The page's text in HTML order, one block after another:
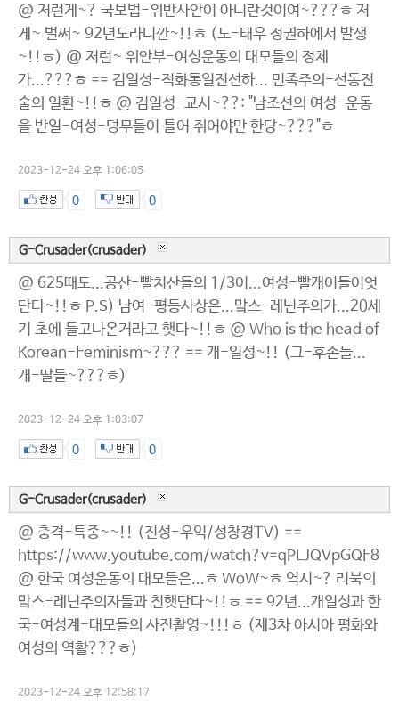
@ 저런게~? 국보법-위반사안이 아니란것이여~???ㅎ 저
게~ 벌써~ 92년도라니깐~!!ㅎ (노-태우 정권하에서 발생
~!!ㅎ) @ 저런~ 위안부-여성운동의 대모들의 정체
가...???ㅎ == 김일성-적화통일전선하... 민족주의-선동전
술의 일환~!!ㅎ @ 김일성-교시~??: "남조선의 여성-운동
을 반일-여성-덩무들이 틀어 쥐어야만 한당~???"ㅎ
2023-12-24 오후 1:06:05
0 0
G-Crusader(crusader)
@ 625때도...공산-빨치산들의 1/3이...여성-빨개이들이엇
단다~!!ㅎ P.S) 남여-평등사상은...맠스-레닌주의가...20세
기 초에 들고나온거라고 햇다~!!ㅎ @ Who is the head of
Korean-Feminism~??? == 개-일성~!! (그-후손들...
개-딸들~???ㅎ)
2023-12-24 오후 1:03:07
0 0
G-Crusader(crusader)
@ 충격-특종~~!! (진성-우익/성창경TV) ==
https://www.youtube.com/watch?v=qPLJQVpGQF8
@ 한국 여성운동의 대모들은...ㅎ WoW~ㅎ 역시~? 리북의
맠스-레닌주의자들과 친햇단다~!!ㅎ == 92년...개일성과 한
국-여성계-대모들의 사진촬영~!!!ㅎ (제3차 아시아 평화와
여성의 역활???ㅎ)
2023-12-24 오후 12:58:17